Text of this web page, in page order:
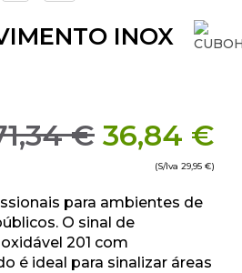
INOX
€ 36,84 €
(S/Iva 29,95 €)
para ambientes de
O sinal de
201 com
é ideal para sinalizar áreas